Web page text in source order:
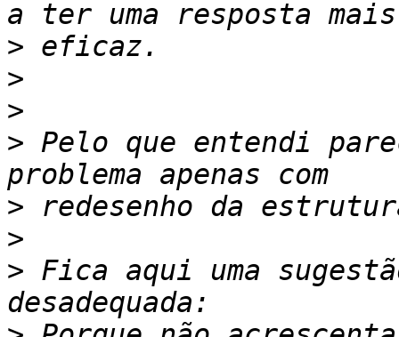
>
>
>
> Pelo que entendi
>
>
> Fica aqui uma